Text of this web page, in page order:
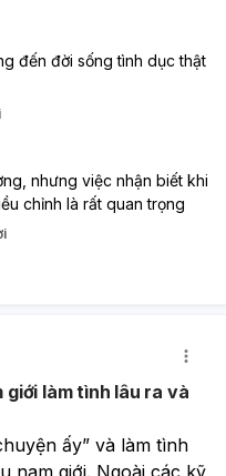
đến đời sống tình dục thật
nhưng việc nhận biết khi
chỉnh là rất quan trọng
giới làm tình lâu ra và
ấy” và làm tình